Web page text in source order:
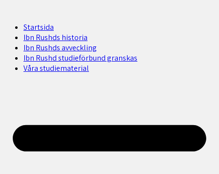
Startsida
Ibn Rushds historia
Ibn Rushds avveckling
Ibn Rushd studieförbund granskas​
Våra studiematerial